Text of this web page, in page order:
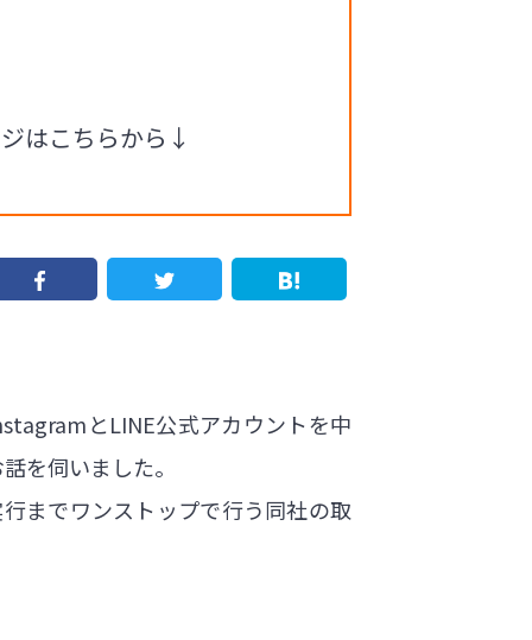
はこちらから↓
とLINE公式アカウントを中
を伺いました。
までワンストップで行う同社の取